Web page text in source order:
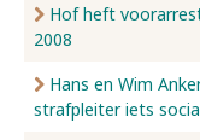
Hof heft
2008
Hans en Wim
strafpleiter iets